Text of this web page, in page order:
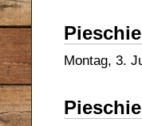
Montag, 3.